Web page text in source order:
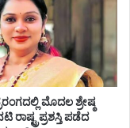
ಮೊದಲ ಶ್ರೇಷ್ಠ
ಪಡೆದ